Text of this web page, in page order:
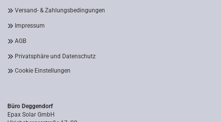
Versand- & Zahlungsbedingungen
Impressum
AGB
Privatsphäre und Datenschutz
Cookie Einstellungen
Büro Deggendorf
Epax Solar GmbH